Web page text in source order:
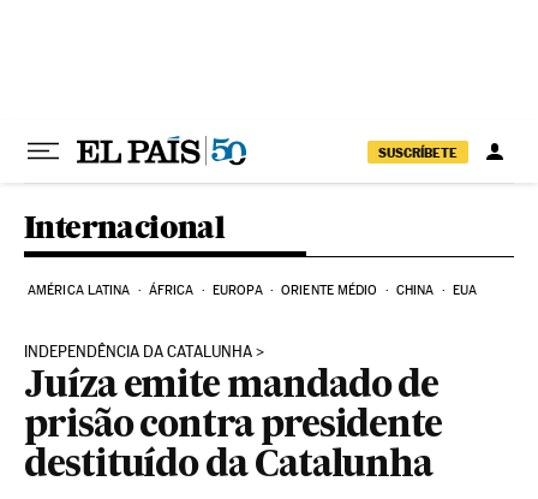
SUSCRÍBETE
Internacional
AMÉRICA LATINA ÁFRICA EUROPA ORIENTE MÉDIO CHINA EUA
INDEPENDÊNCIA DA CATALUNHA
Juíza emite mandado de
prisão contra presidente
destituído da Catalunha